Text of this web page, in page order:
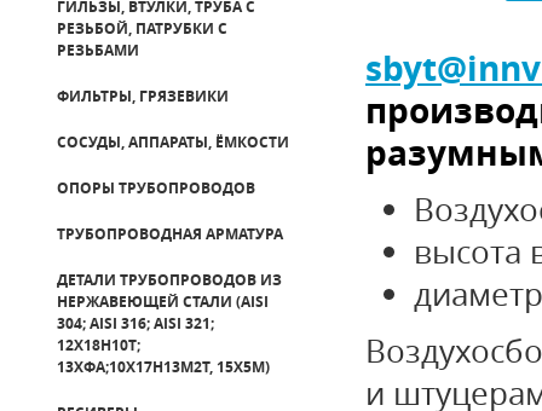
ГИЛЬЗЫ, ВТУЛКИ, ТРУБА С
РЕЗЬБОЙ, ПАТРУБКИ С
РЕЗЬБАМИ
ФИЛЬТРЫ, ГРЯЗЕВИКИ
СОСУДЫ, АППАРАТЫ, ЁМКОСТИ
ОПОРЫ ТРУБОПРОВОДОВ
ТРУБОПРОВОДНАЯ АРМАТУРА
ДЕТАЛИ ТРУБОПРОВОДОВ ИЗ
НЕРЖАВЕЮЩЕЙ СТАЛИ (AISI
304; AISI 316; AISI 321;
12Х18Н10Т;
13ХФА;10Х17Н13М2Т, 15Х5М)
sbyt@
высота
и